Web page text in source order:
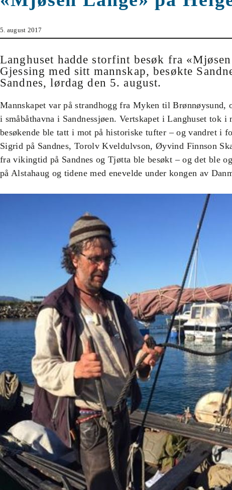
5. august 2017
Langhuset hadde storfint besøk fra
Gjessing med sitt mannskap, besøkte
Sandnes, lørdag den 5. august.
Mannskapet var på strandhogg fra Myken til Brønnøysund,
i småbåthavna i Sandnessjøen. Vertskapet i Langhuset tok
besøkende ble tatt i mot på historiske tufter – og vandret i
Sigrid på Sandnes, Torolv Kveldulvson, Øyvind Finnson
fra vikingtid på Sandnes og Tjøtta ble besøkt – og det ble
på Alstahaug og tidene med enevelde under kongen av